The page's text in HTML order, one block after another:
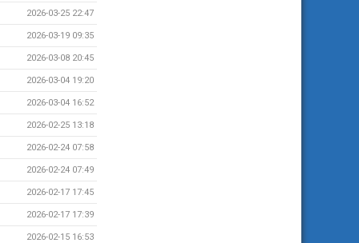
2026-03-25 22:47
2026-03-19 09:35
2026-03-08 20:45
2026-03-04 19:20
2026-03-04 16:52
2026-02-25 13:18
2026-02-24 07:58
2026-02-24 07:49
2026-02-17 17:45
2026-02-17 17:39
2026-02-15 16:53